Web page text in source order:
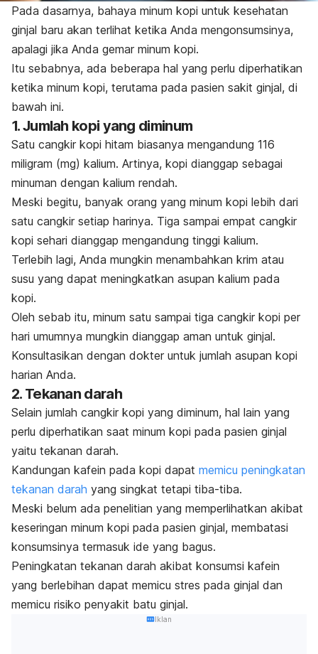
Pada dasarnya, bahaya minum kopi untuk kesehatan
ginjal baru akan terlihat ketika Anda mengonsumsinya,
apalagi jika Anda gemar minum kopi.
Itu sebabnya, ada beberapa hal yang perlu diperhatikan
ketika minum kopi, terutama pada pasien sakit ginjal, di
bawah ini.
1. Jumlah kopi yang diminum
Satu cangkir kopi hitam biasanya mengandung 116
miligram (mg) kalium. Artinya, kopi dianggap sebagai
minuman dengan kalium rendah.
Meski begitu, banyak orang yang minum kopi lebih dari
satu cangkir setiap harinya. Tiga sampai empat cangkir
kopi sehari dianggap mengandung tinggi kalium.
Terlebih lagi, Anda mungkin menambahkan krim atau
susu yang dapat meningkatkan asupan kalium pada
kopi.
Oleh sebab itu, minum satu sampai tiga cangkir kopi per
hari umumnya mungkin dianggap aman untuk ginjal.
Konsultasikan dengan dokter untuk jumlah asupan kopi
harian Anda.
2. Tekanan darah
Selain jumlah cangkir kopi yang diminum, hal lain yang
perlu diperhatikan saat minum kopi pada pasien ginjal
yaitu tekanan darah.
Kandungan kafein pada kopi dapat memicu peningkatan
tekanan darah yang singkat tetapi tiba-tiba.
Meski belum ada penelitian yang memperlihatkan akibat
keseringan minum kopi pada pasien ginjal, membatasi
konsumsinya termasuk ide yang bagus.
Peningkatan tekanan darah akibat konsumsi kafein
yang berlebihan dapat memicu stres pada ginjal dan
memicu risiko penyakit batu ginjal.
Iklan